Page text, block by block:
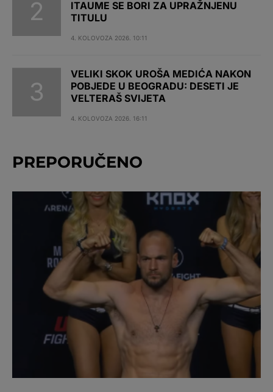
ITAUME SE BORI ZA UPRAŽNJENU
TITULU
4. KOLOVOZA 2026. 10:11
VELIKI SKOK UROŠA MEDIĆA NAKON
POBJEDE U BEOGRADU: DESETI JE
VELTERAŠ SVIJETA
4. KOLOVOZA 2026. 16:11
PREPORUČENO